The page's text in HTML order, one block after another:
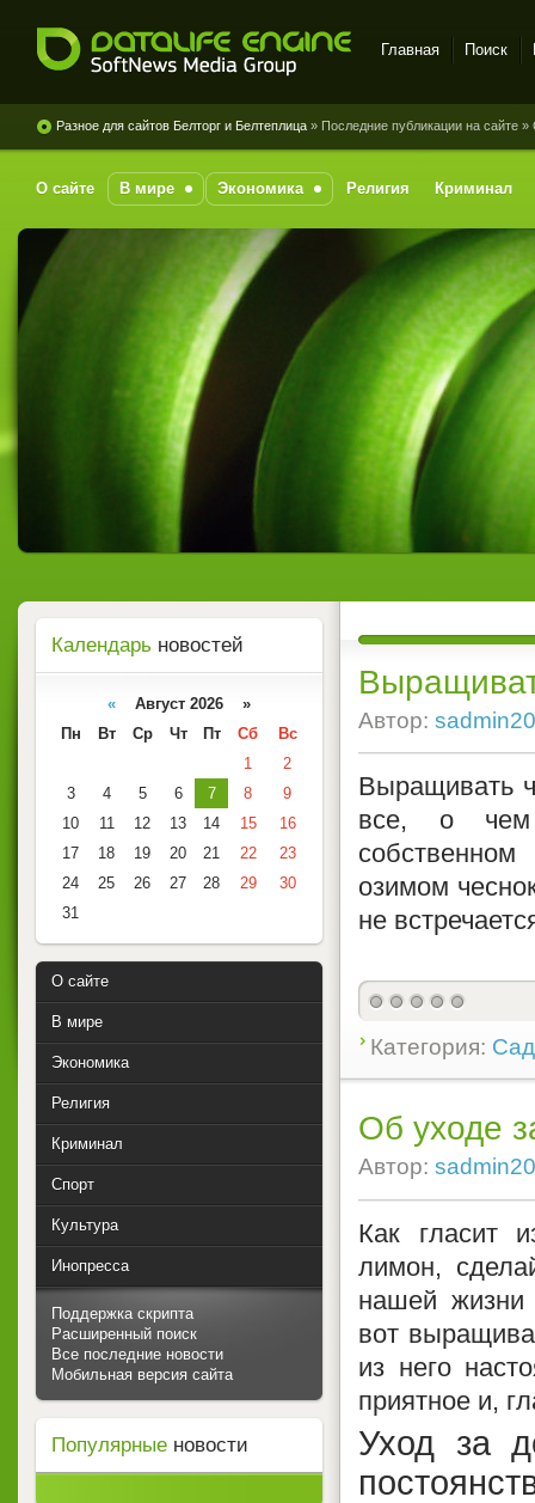
Media Group
Главная Поиск
Разное для сайтов Белторг и Белтеплица » Последние публикации на сайте »
О сайте В мире Экономика Религия Криминал
Автор:
Выращивать
все, о чем
озимом
не
Категория:
Об уходе
Автор:
Как гласит
лимон,
нашей
вот
из него
приятное и,
Уход за
Календарь новостей
« Август 2026 »
Пн
Вт Ср Чт Пт Сб
Вс
1
2
3
4 5 6 7 8
9
10
11 12 13 14 15
16
17
18 19 20 21 22
23
24
25 26 27 28 29
30
31
О сайте
В мире
Экономика
Религия
Криминал
Спорт
Культура
Инопресса
Поддержка скрипта
Расширенный поиск
Все последние новости
Мобильная версия сайта
Популярные новости